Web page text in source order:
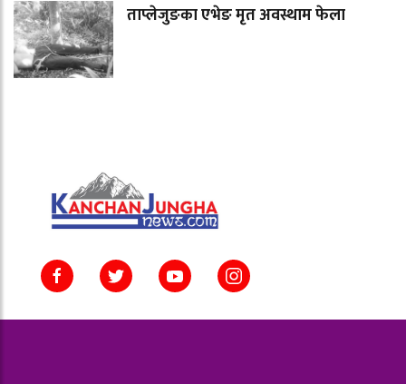
ताप्लेजुङका एभेङ मृत अवस्थाम फेला